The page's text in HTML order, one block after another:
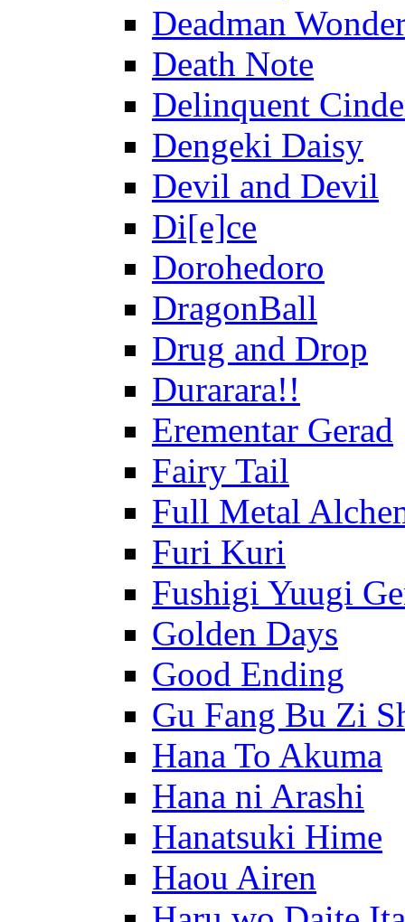
Deadman
Death Note
Delinquent
Dengeki Daisy
Devil and Devil
Di[e]ce
Dorohedoro
DragonBall
Drug and Drop
Durarara!!
Erementar Gerad
Fairy Tail
Full Metal
Furi Kuri
Fushigi Yuugi
Golden Days
Good Ending
Gu Fang Bu Zi
Hana To Akuma
Hana ni Arashi
Hanatsuki Hime
Haou Airen